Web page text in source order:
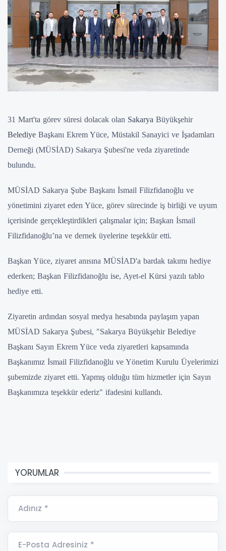
31 Mart'ta görev süresi dolacak olan Sakarya Büyükşehir
Belediye Başkanı Ekrem Yüce, Müstakil Sanayici ve İşadamları
Derneği (MÜSİAD) Sakarya Şubesi'ne veda ziyaretinde
bulundu.
MÜSİAD Sakarya Şube Başkanı İsmail Filizfidanoğlu ve
yönetimini ziyaret eden Yüce, görev sürecinde iş birliği ve uyum
içerisinde gerçekleştirdikleri çalışmalar için; Başkan İsmail
Filizfidanoğlu’na ve dernek üyelerine teşekkür etti.
Başkan Yüce, ziyaret anısına MÜSİAD'a bardak takımı hediye
ederken; Başkan Filizfidanoğlu ise, Ayet-el Kürsi yazılı tablo
hediye etti.
Ziyaretin ardından sosyal medya hesabında paylaşım yapan
MÜSİAD Sakarya Şubesi, "Sakarya Büyükşehir Belediye
Başkanı Sayın Ekrem Yüce veda ziyaretleri kapsamında
Başkanımız İsmail Filizfidanoğlu ve Yönetim Kurulu Üyelerimizi
şubemizde ziyaret etti. Yapmış olduğu tüm hizmetler için Sayın
Başkanımıza teşekkür ederiz" ifadesini kullandı.
YORUMLAR
Adınız *
E-Posta Adresiniz *